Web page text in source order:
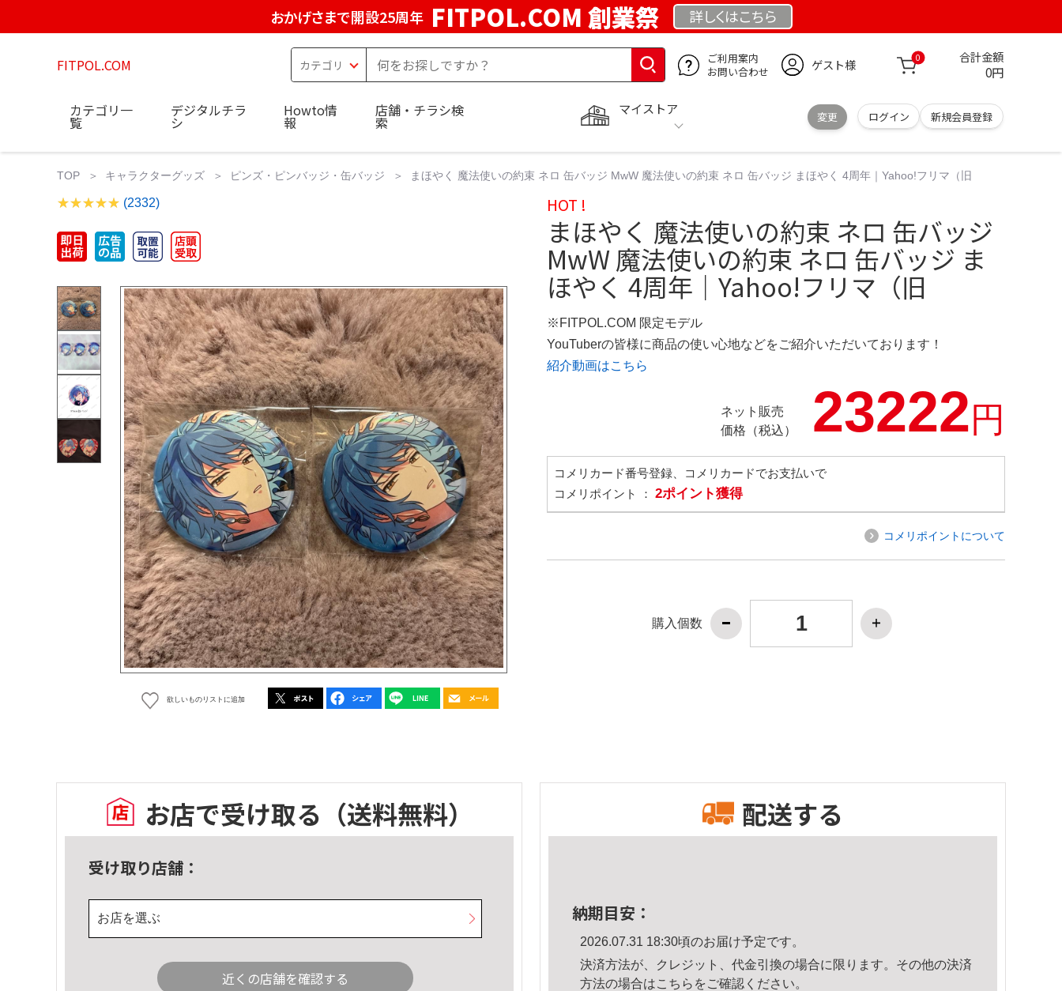
おかげさまで開設25周年 FITPOL.COM 創業祭 詳しくはこちら
FITPOL.COM
ご利用案内
お問い合わせ
ゲスト様 0 合計金額
0円
マイストア
変更 ログイン 新規会員登録
カテゴリ一
覧
デジタルチラ
シ
Howto情
報
店舗・チラシ検
索
TOP キャラクターグッズ ピンズ・ピンバッジ・缶バッジ まほやく 魔法使いの約束 ネロ 缶バッジ MwW 魔法使いの約束 ネロ 缶バッジ まほやく 4周年｜Yahoo!フリマ（旧
(2332)
欲しいものリストに追加
HOT !
まほやく 魔法使いの約束 ネロ 缶バッジ
MwW 魔法使いの約束 ネロ 缶バッジ ま
ほやく 4周年｜Yahoo!フリマ（旧
※FITPOL.COM 限定モデル
YouTuberの皆様に商品の使い心地などをご紹介いただいております！
紹介動画はこちら
ネット販売
価格（税込）
23222円
コメリカード番号登録、コメリカードでお支払いで
コメリポイント ： 2ポイント獲得
コメリポイントについて
購入個数
お店で受け取る （送料無料）
受け取り店舗：
お店を選ぶ
近くの店舗を確認する
配送する
納期目安：
2026.07.31 18:30頃のお届け予定です。
決済方法が、クレジット、代金引換の場合に限ります。その他の決済
方法の場合はこちら をご確認ください。